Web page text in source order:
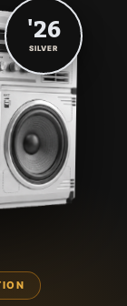
'26
SILVER